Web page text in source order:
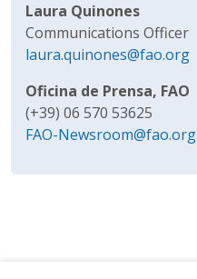
Laura Quinones
Communications Officer
laura.quinones@fao.org
Oficina de Prensa, FAO
(+39) 06 570 53625
FAO-Newsroom@fao.org